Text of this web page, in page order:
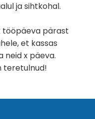
ja sihtkohal.
tööpäeva pärast
et kassas
neid x päeva.
teretulnud!